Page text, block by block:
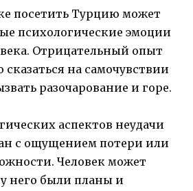
посетить Турцию может
психологические эмоции
Отрицательный опыт
на самочувствии
разочарование и горе.
аспектов неудачи
с ощущением потери или
Человек может
у него были планы и